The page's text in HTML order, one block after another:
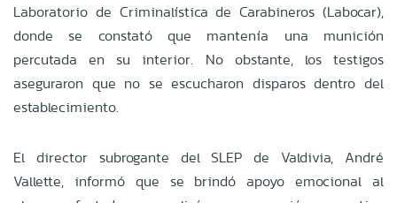
Laboratorio de Criminalística de Carabineros (Labocar),
donde se constató que mantenía una munición
percutada en su interior. No obstante, los testigos
aseguraron que no se escucharon disparos dentro del
establecimiento.
El director subrogante del SLEP de Valdivia, André
Vallette, informó que se brindó apoyo emocional al